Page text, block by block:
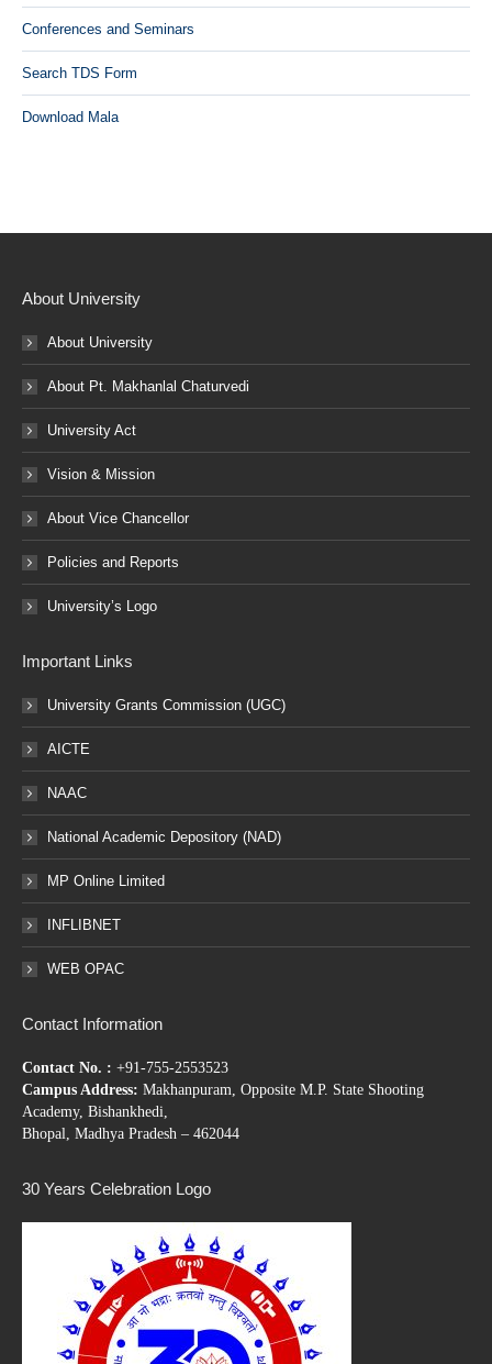
Conferences and Seminars
Search TDS Form
Download Mala
About University
About University
About Pt. Makhanlal Chaturvedi
University Act
Vision & Mission
About Vice Chancellor
Policies and Reports
University’s Logo
Important Links
University Grants Commission (UGC)
AICTE
NAAC
National Academic Depository (NAD)
MP Online Limited
INFLIBNET
WEB OPAC
Contact Information
Contact No. : +91-755-2553523
Campus Address: Makhanpuram, Opposite M.P. State Shooting
Academy, Bishankhedi,
Bhopal, Madhya Pradesh – 462044
30 Years Celebration Logo